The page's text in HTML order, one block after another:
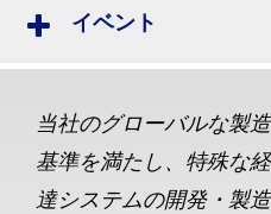
イベント
当社のグローバルな製
基準を満たし、特殊な
達システムの開発・製